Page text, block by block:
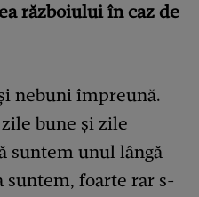
războiului în caz de
nebuni împreună.
bune și zile
suntem unul lângă
suntem, foarte rar s-